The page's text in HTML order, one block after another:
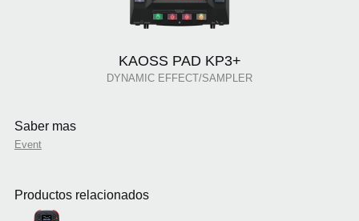
KAOSS PAD KP3+
DYNAMIC EFFECT/SAMPLER
Saber mas
Event
Productos relacionados